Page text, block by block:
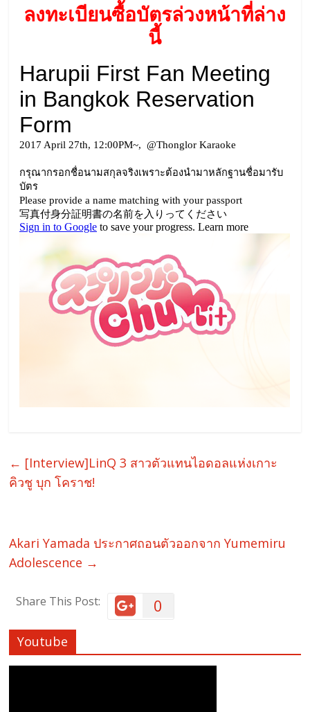
ลงทะเบียนซื้อบัตรล่วงหน้าที่ล่าง
นี้
← [Interview]LinQ 3 สาวตัวแทนไอดอลแห่งเกาะ
คิวชู บุก โคราช!
Akari Yamada ประกาศถอนตัวออกจาก Yumemiru
Adolescence →
Share This Post: 0
Youtube